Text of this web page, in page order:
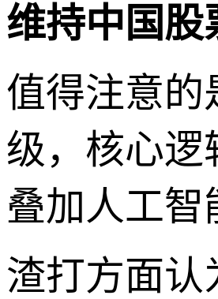
维持中国股
值得注意的
级，核心逻
叠加人工
渣打方面认